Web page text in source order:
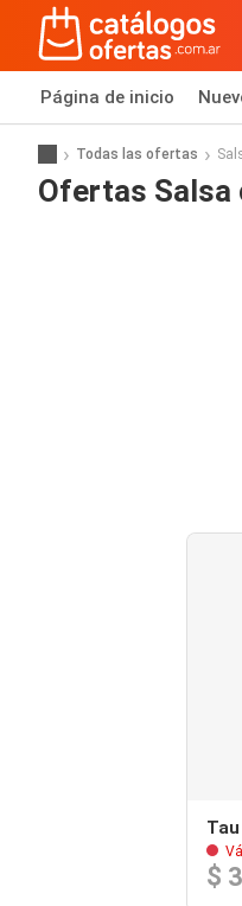
Página de inicio
Todas las ofertas
Ofertas Salsa
$